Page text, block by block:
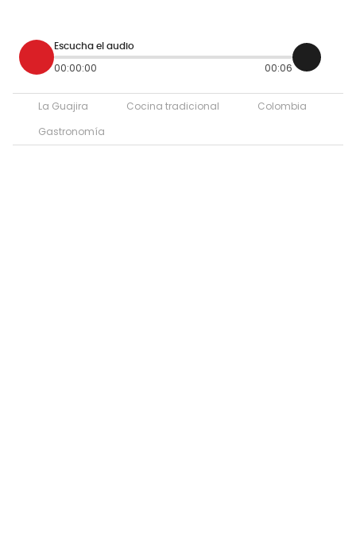
Escucha el audio
00:00:00 00:06
La Guajira Cocina tradicional
Colombia
Gastronomía